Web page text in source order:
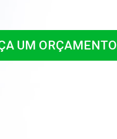
UM ORÇAMENTO